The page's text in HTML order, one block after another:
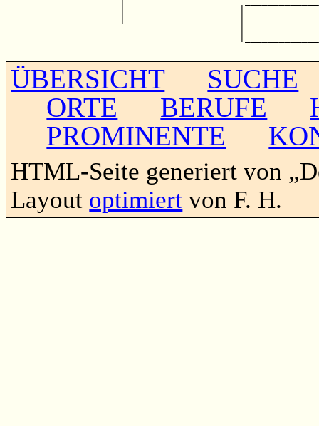
ÜBERSICHT
SUCHE
ORTE
BERUFE
PROMINENTE
HTML-Seite generiert von
Layout optimiert von F. H.